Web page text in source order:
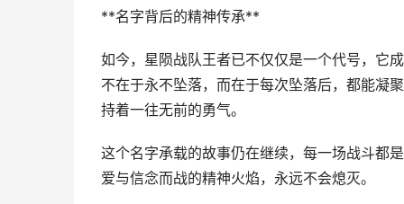
**名字背后的精神传承**
如今，星陨战队王者已不仅仅是一个代号，它
不在于永不坠落，而在于每次坠落后，都能凝
持着一往无前的勇气。
这个名字承载的故事仍在继续，每一场战斗都
爱与信念而战的精神火焰，永远不会熄灭。